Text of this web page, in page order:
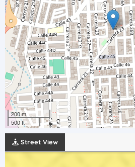
200 m
500 ft
Street View